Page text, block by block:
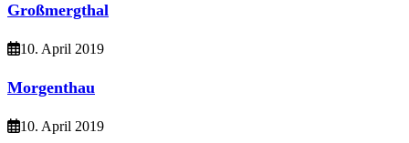
Großmergthal
10. April 2019
Morgenthau
10. April 2019